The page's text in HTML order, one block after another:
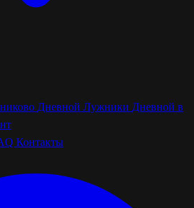
Дневной Лужники Дневной в
Контакты